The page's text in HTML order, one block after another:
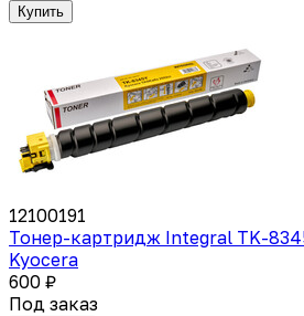
Купить
12100191
Тонер-картридж Integral TK-
Kyocera
600 ₽
Под заказ